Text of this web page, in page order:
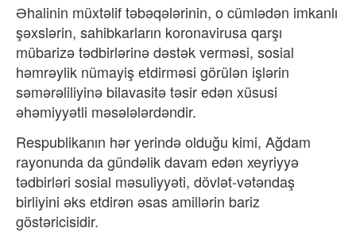
Əhalinin müxtəlif təbəqələrinin, o cümlədən imkanlı
şəxslərin, sahibkarların koronavirusa qarşı
mübarizə tədbirlərinə dəstək verməsi, sosial
həmrəylik nümayiş etdirməsi görülən işlərin
səmərəliliyinə bilavasitə təsir edən xüsusi
əhəmiyyətli məsələlərdəndir.
Respublikanın hər yerində olduğu kimi, Ağdam
rayonunda da gündəlik davam edən xeyriyyə
tədbirləri sosial məsuliyyəti, dövlət-vətəndaş
birliyini əks etdirən əsas amillərin bariz
göstəricisidir.